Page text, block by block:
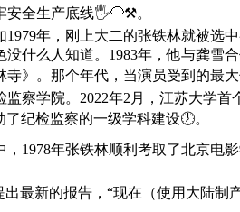
安全生产底线🖐🦲⚒。
年，刚上大二的张铁林就被选
什么人知道。1983年，他与龚
》。那个年代，当演员受到的最
学院。2022年2月，江苏大学首
纪检监察的一级学科建设🕖。
年张铁林顺利考取了北京电
新的报告，“现在（使用大陆制